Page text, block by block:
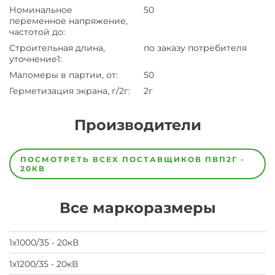
Номинальное
переменное напряжение,
частотой до:
50
Строительная длина,
уточнение1:
по заказу потребителя
Маломеры в партии, от:
50
Герметизация экрана, г/2г: 2г
Производители
Завод Завод-
изготовитель
предпочел
на
завод
ПОСМОТРЕТЬ ВСЕХ ПОСТАВЩИКОВ ПВП2Г -
20КВ
Все маркоразмеры
1х1000/35 - 20кВ
1х1200/35 - 20кВ